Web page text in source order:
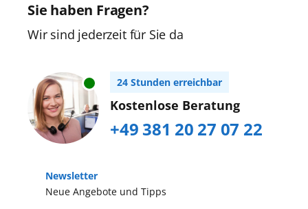
Sie haben Fragen?
Wir sind jederzeit für Sie da
24 Stunden erreichbar
Kostenlose Beratung
+49 381 20 27 07 22
Neue Angebote und Tipps
Newsletter